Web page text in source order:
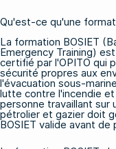
Qu'est-ce qu'une
La formation BOSIET
Emergency Training)
certifié par l'OPITO qui
sécurité propres aux
l'évacuation sous-
lutte contre l'incendie
personne travaillant sur
pétrolier et gazier doit
BOSIET valide avant